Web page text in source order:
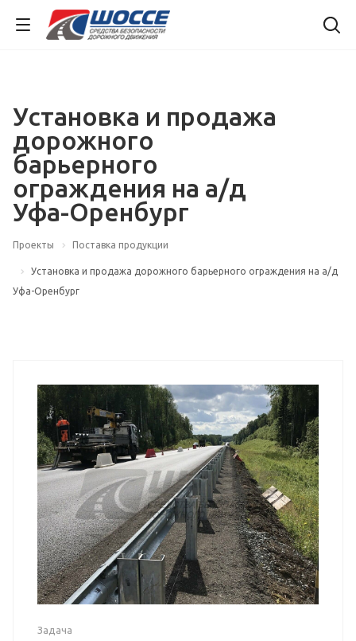
Установка и продажа
дорожного
барьерного
ограждения на а/д
Уфа-Оренбург
Проекты Поставка продукции
Установка и продажа дорожного барьерного ограждения на а/д
Уфа-Оренбург
Задача